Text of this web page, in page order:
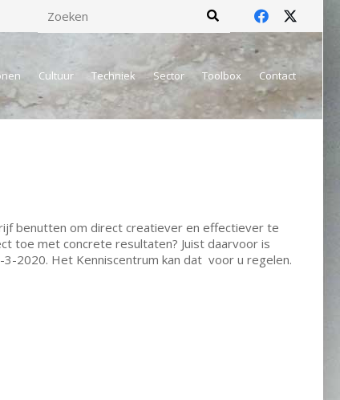
Cultuur Techniek Sector Toolbox Contact
benutten om direct creatiever en effectiever te
toe met concrete resultaten? Juist daarvoor is
2020. Het Kenniscentrum kan dat voor u regelen.